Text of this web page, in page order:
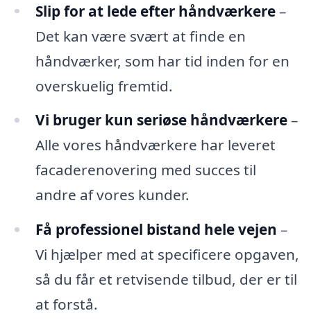
Slip for at lede efter håndværkere–
Det kan være svært at finde en
håndværker, som har tid inden for en
overskuelig fremtid.
Vi bruger kun seriøse håndværkere–
Alle vores håndværkere har leveret
facaderenovering med succes til
andre af vores kunder.
Få professionel bistand hele vejen –
Vi hjælper med at specificere opgaven,
så du får et retvisende tilbud, der er til
at forstå.